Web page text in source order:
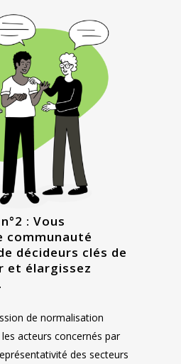
: Vous
communauté
décideurs clés de
et élargissez
de normalisation
acteurs concernés par
des secteurs